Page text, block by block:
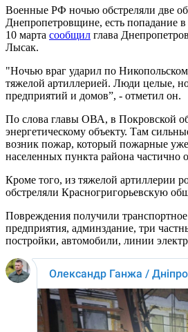
Военные РФ ночью обстреляли две
Днепропетровщине, есть попадание
10 марта сообщил глава
Лысак.
"Ночью враг ударил по
тяжелой артиллерией. Люди целые,
предприятий и домов”, - отметил он.
По слова главы ОВА, в Покровской
энергетическому объекту. Там
возник пожар, который пожарные
населенных пункта района частично
Кроме того, из тяжелой артиллерии
обстреляли Красногригорьевскую
Повреждения получили
предприятия, админздание, три
постройки, автомобили, линии